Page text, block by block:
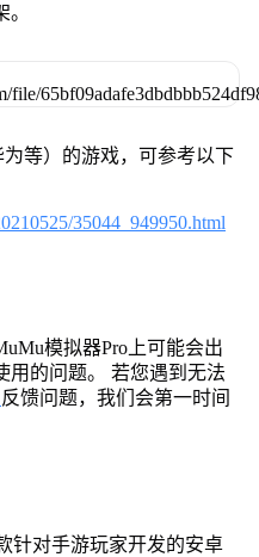
等）的游戏，可参考以下
35044_949950.html
模拟器Pro上可能会出
用的问题。 若您遇到无法
反馈问题，我们会第一时间
针对手游玩家开发的安卓